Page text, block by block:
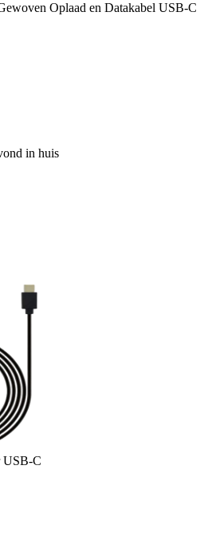
Oplaad en Datakabel USB-C
in huis
USB-C